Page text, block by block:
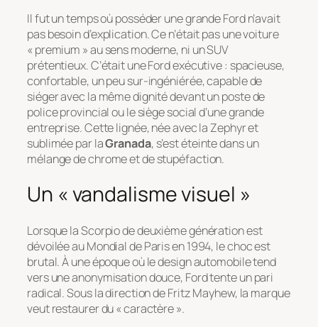
Il fut un temps où posséder une grande Ford n’avait
pas besoin d’explication. Ce n’était pas une voiture
« premium » au sens moderne, ni un SUV
prétentieux. C’était une Ford exécutive : spacieuse,
confortable, un peu sur-ingéniérée, capable de
siéger avec la même dignité devant un poste de
police provincial ou le siège social d’une grande
entreprise. Cette lignée, née avec la Zephyr et
sublimée par laGranada, s’est éteinte dans un
mélange de chrome et de stupéfaction.
Un « vandalisme visuel »
Lorsque la Scorpio de deuxième génération est
dévoilée au Mondial de Paris en 1994, le choc est
brutal. À une époque où le design automobile tend
vers une anonymisation douce, Ford tente un pari
radical. Sous la direction de Fritz Mayhew, la marque
veut restaurer du « caractère ».